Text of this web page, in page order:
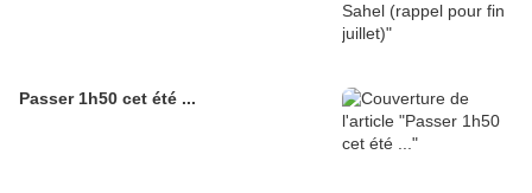
Passer 1h50 cet été ...